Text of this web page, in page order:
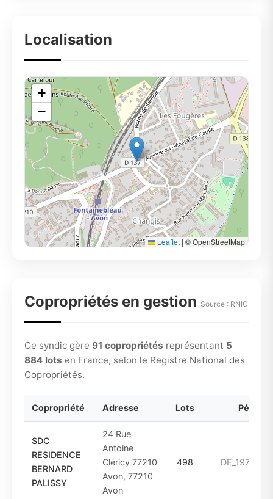
Localisation
+
−
Leaflet | © OpenStreetMap
Copropriétés en gestion Source : RNIC
Ce syndic gère 91 copropriétés représentant 5
884 lots en France, selon le Registre National des
Copropriétés.
Copropriété Adresse Lots Période
SDC
RESIDENCE
BERNARD
PALISSY
24 Rue
Antoine
Cléricy 77210
Avon, 77210
Avon
498